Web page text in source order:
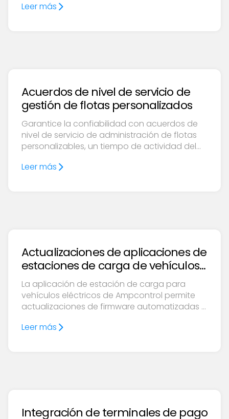
tarificación de energía de Ampcontrol.
Leer más
Acuerdos de nivel de servicio de
gestión de flotas personalizados
Garantice la confiabilidad con acuerdos de
nivel de servicio de administración de flotas
personalizables, un tiempo de actividad del
ininterrumpido para la optimización de la flota
Leer más
Actualizaciones de aplicaciones de
estaciones de carga de vehículos
eléctricos automatizadas
La aplicación de estación de carga para
vehículos eléctricos de Ampcontrol permite
actualizaciones de firmware automatizadas y
de vehículos eléctricos eficiente y sin errores.
Leer más
Integración de terminales de pago